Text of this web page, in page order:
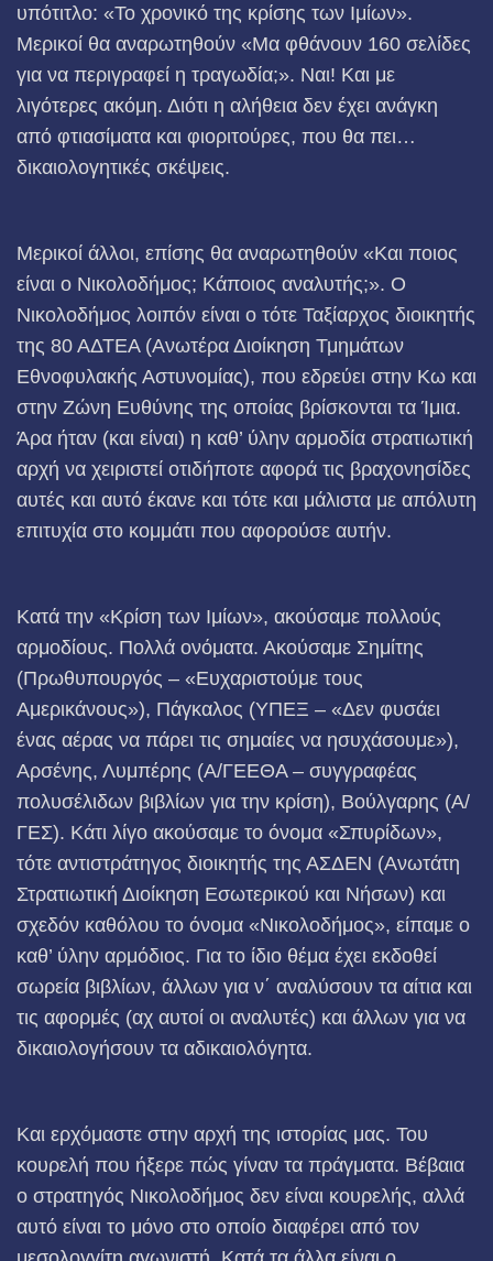
υπότιτλο: «Το χρονικό της κρίσης των Ιμίων».
Μερικοί θα αναρωτηθούν «Μα φθάνουν 160 σελίδες
για να περιγραφεί η τραγωδία;». Ναι! Και με
λιγότερες ακόμη. Διότι η αλήθεια δεν έχει ανάγκη
από φτιασίματα και φιοριτούρες, που θα πει…
δικαιολογητικές σκέψεις.
Μερικοί άλλοι, επίσης θα αναρωτηθούν «Και ποιος
είναι ο Νικολοδήμος; Κάποιος αναλυτής;». Ο
Νικολοδήμος λοιπόν είναι ο τότε Ταξίαρχος διοικητής
της 80 ΑΔΤΕΑ (Ανωτέρα Διοίκηση Τμημάτων
Εθνοφυλακής Αστυνομίας), που εδρεύει στην Κω και
στην Ζώνη Ευθύνης της οποίας βρίσκονται τα Ίμια.
Άρα ήταν (και είναι) η καθ’ ύλην αρμοδία στρατιωτική
αρχή να χειριστεί οτιδήποτε αφορά τις βραχονησίδες
αυτές και αυτό έκανε και τότε και μάλιστα με απόλυτη
επιτυχία στο κομμάτι που αφορούσε αυτήν.
Κατά την «Κρίση των Ιμίων», ακούσαμε πολλούς
αρμοδίους. Πολλά ονόματα. Ακούσαμε Σημίτης
(Πρωθυπουργός – «Ευχαριστούμε τους
Αμερικάνους»), Πάγκαλος (ΥΠΕΞ – «Δεν φυσάει
ένας αέρας να πάρει τις σημαίες να ησυχάσουμε»),
Αρσένης, Λυμπέρης (Α/ΓΕΕΘΑ – συγγραφέας
πολυσέλιδων βιβλίων για την κρίση), Βούλγαρης (Α/
ΓΕΣ). Κάτι λίγο ακούσαμε το όνομα «Σπυρίδων»,
τότε αντιστράτηγος διοικητής της ΑΣΔΕΝ (Ανωτάτη
Στρατιωτική Διοίκηση Εσωτερικού και Νήσων) και
σχεδόν καθόλου το όνομα «Νικολοδήμος», είπαμε ο
καθ’ ύλην αρμόδιος. Για το ίδιο θέμα έχει εκδοθεί
σωρεία βιβλίων, άλλων για ν΄ αναλύσουν τα αίτια και
τις αφορμές (αχ αυτοί οι αναλυτές) και άλλων για να
δικαιολογήσουν τα αδικαιολόγητα.
Και ερχόμαστε στην αρχή της ιστορίας μας. Του
κουρελή που ήξερε πώς γίναν τα πράγματα. Βέβαια
ο στρατηγός Νικολοδήμος δεν είναι κουρελής, αλλά
αυτό είναι το μόνο στο οποίο διαφέρει από τον